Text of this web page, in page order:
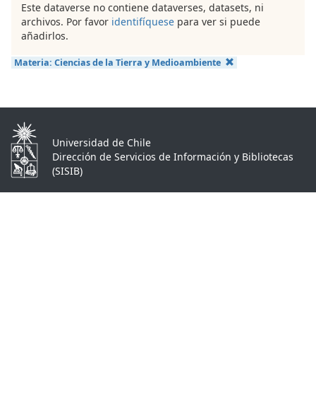
Este dataverse no contiene dataverses, datasets, ni
archivos. Por favor identifíquese para ver si puede
añadirlos.
Materia: Ciencias de la Tierra y Medioambiente
Universidad de Chile
Dirección de Servicios de Información y Bibliotecas
(SISIB)